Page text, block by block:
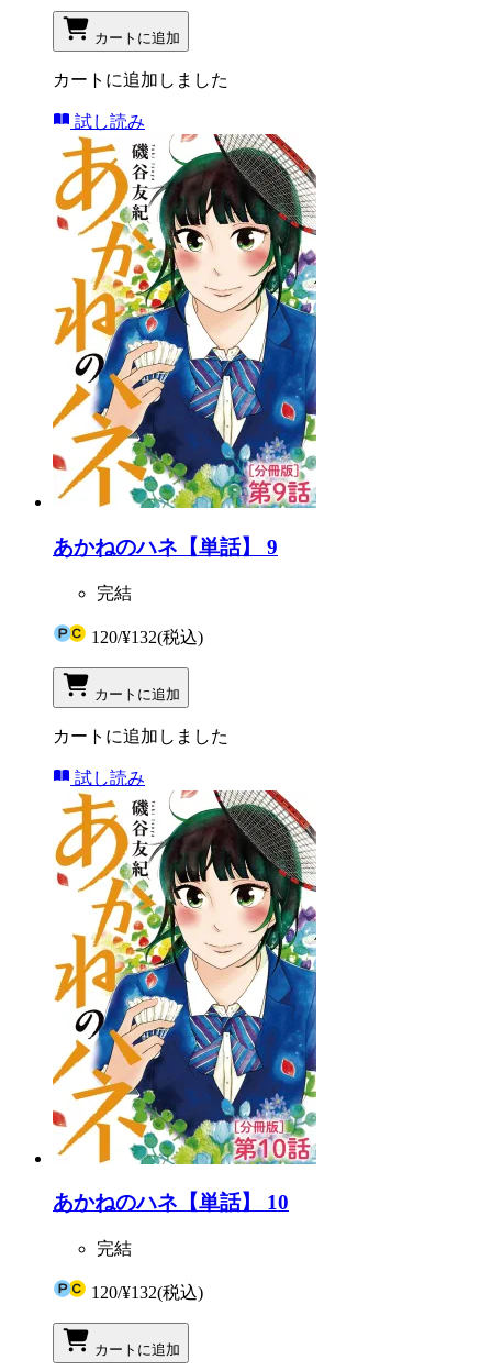
カートに追加
カートに追加しました
試し読み
あかねのハネ【単話】 9
完結
120/¥132(税込)
カートに追加
カートに追加しました
試し読み
あかねのハネ【単話】 10
完結
120/¥132(税込)
カートに追加